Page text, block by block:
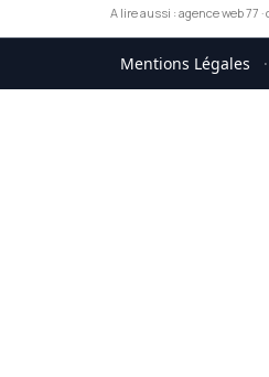
A lire aussi : agence web 77 ·
Mentions Légales ·